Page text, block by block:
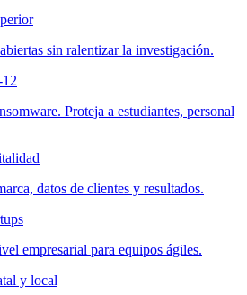
sin ralentizar la investigación.
Proteja a estudiantes, personal
datos de clientes y resultados.
empresarial para equipos ágiles.
y local